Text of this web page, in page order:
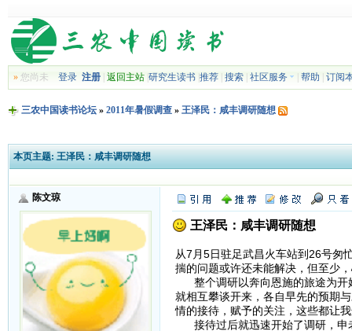
»您尚未 登录 注册| 返回主站| 研究生读书| 推荐| 搜索| 社区服务 帮助 订阅
三农中国读书论坛» 2011年暑假调查» 王泽民：咸丰调研随想
本页主题: 王泽民：咸丰调研随想
陈文琼
王泽民：咸丰调研随想
从7月5日驻足武昌火车站到26号匆
揣的问题或许还未能解决，但至少
整个调研以奔向恩施的旅途为开
就相互攀谈开来，各自早先的预期
情的接待，赋予的关注，这些都让
接待过后就迅速开始了调研，申